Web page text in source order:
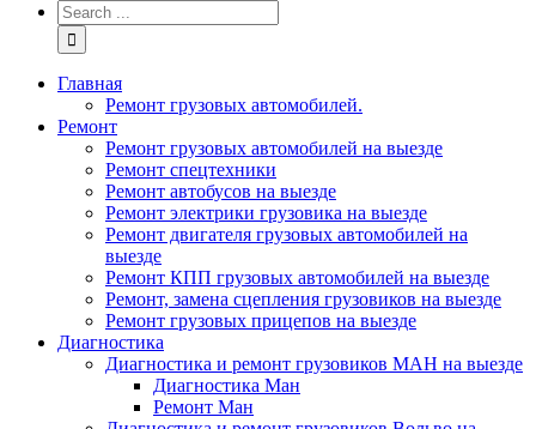
Главная
Ремонт грузовых автомобилей.
Ремонт
Ремонт грузовых автомобилей на выезде
Ремонт спецтехники
Ремонт автобусов на выезде
Ремонт электрики грузовика на выезде
Ремонт двигателя грузовых автомобилей на
выезде
Ремонт КПП грузовых автомобилей на выезде
Ремонт, замена сцепления грузовиков на выезде
Ремонт грузовых прицепов на выезде
Диагностика
Диагностика и ремонт грузовиков МАН на выезде
Диагностика Ман
Ремонт Ман